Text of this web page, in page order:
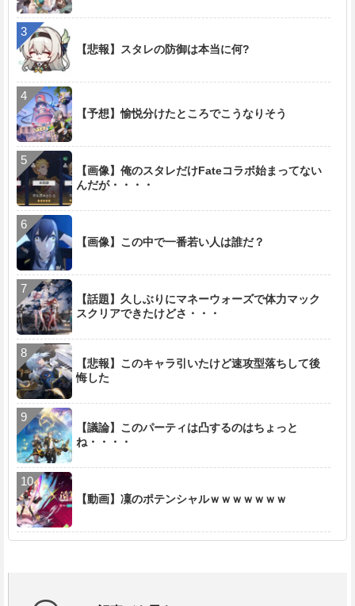
【悲報】スタレの防御は本当に何?
【予想】愉悦分けたところでこうなりそう
【画像】俺のスタレだけFateコラボ始まってない
んだが・・・・
【画像】この中で一番若い人は誰だ？
【話題】久しぶりにマネーウォーズで体力マック
スクリアできたけどさ・・・
【悲報】このキャラ引いたけど速攻型落ちして後
悔した
【議論】このパーティは凸するのはちょっと
ね・・・・
【動画】凜のポテンシャルｗｗｗｗｗｗｗ